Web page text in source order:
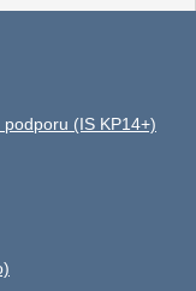
(IS KP14+)